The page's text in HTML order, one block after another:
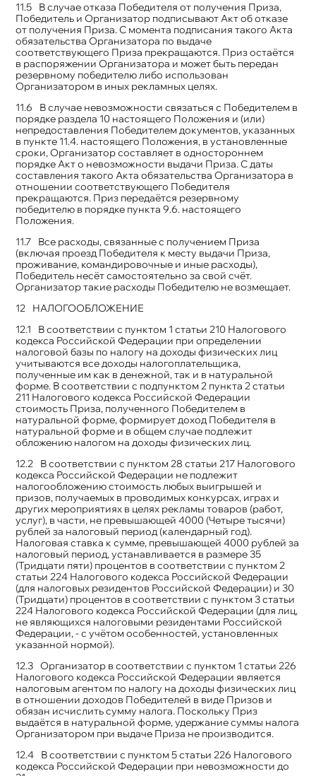
В случае отказа Победителя от получения Приза,
Победитель и Организатор подписывают Акт об отказе
от получения Приза. С момента подписания такого Акта
обязательства Организатора по выдаче
соответствующего Приза прекращаются. Приз остаётся
в распоряжении Организатора и может быть передан
резервному победителю либо использован
Организатором в иных рекламных целях.
В случае невозможности связаться с Победителем в
порядке раздела 10 настоящего Положения и (или)
непредоставления Победителем документов, указанных
в пункте 11.4. настоящего Положения, в установленные
сроки, Организатор составляет в одностороннем
порядке Акт о невозможности выдачи Приза. С даты
составления такого Акта обязательства Организатора в
отношении соответствующего Победителя
прекращаются. Приз передаётся резервному
победителю в порядке пункта 9.6. настоящего
Положения.
Все расходы, связанные с получением Приза
(включая проезд Победителя к месту выдачи Приза,
проживание, командировочные и иные расходы),
Победитель несёт самостоятельно за свой счёт.
Организатор такие расходы Победителю не возмещает.
НАЛОГООБЛОЖЕНИЕ
В соответствии с пунктом 1 статьи 210 Налогового
кодекса Российской Федерации при определении
налоговой базы по налогу на доходы физических лиц
учитываются все доходы налогоплательщика,
полученные им как в денежной, так и в натуральной
форме. В соответствии с подпунктом 2 пункта 2 статьи
211 Налогового кодекса Российской Федерации
стоимость Приза, полученного Победителем в
натуральной форме, формирует доход Победителя в
натуральной форме и в общем случае подлежит
обложению налогом на доходы физических лиц.
В соответствии с пунктом 28 статьи 217 Налогового
кодекса Российской Федерации не подлежит
налогообложению стоимость любых выигрышей и
призов, получаемых в проводимых конкурсах, играх и
других мероприятиях в целях рекламы товаров (работ,
услуг), в части, не превышающей 4000 (Четыре тысячи)
рублей за налоговый период (календарный год).
Налоговая ставка к сумме, превышающей 4000 рублей за
налоговый период, устанавливается в размере 35
(Тридцати пяти) процентов в соответствии с пунктом 2
статьи 224 Налогового кодекса Российской Федерации
(для налоговых резидентов Российской Федерации) и 30
(Тридцати) процентов в соответствии с пунктом 3 статьи
224 Налогового кодекса Российской Федерации (для лиц,
не являющихся налоговыми резидентами Российской
Федерации, - с учётом особенностей, установленных
указанной нормой).
Организатор в соответствии с пунктом 1 статьи 226
Налогового кодекса Российской Федерации является
налоговым агентом по налогу на доходы физических лиц
в отношении доходов Победителей в виде Призов и
обязан исчислить сумму налога. Поскольку Приз
выдаётся в натуральной форме, удержание суммы налога
Организатором при выдаче Приза не производится.
В соответствии с пунктом 5 статьи 226 Налогового
кодекса Российской Федерации при невозможности до